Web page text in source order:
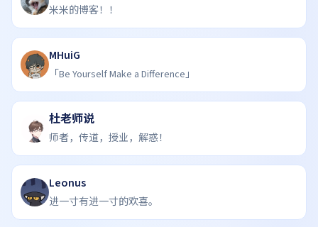
米米的博客！！
MHuiG
「Be Yourself Make a Difference」
杜老师说
师者，传道，授业，解惑！
Leonus
进一寸有进一寸的欢喜。